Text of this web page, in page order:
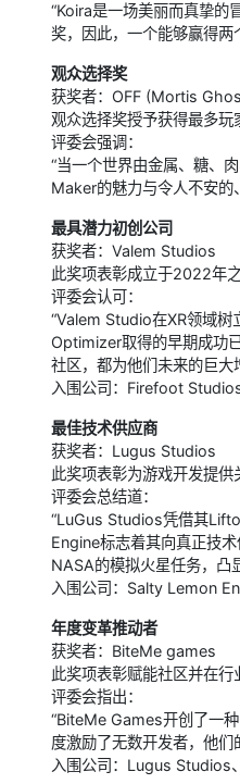
“Koira是一场美丽而真挚的
奖，因此，一个能够赢得两
观众选择奖
获奖者：OFF (Mortis
观众选择奖授予获得最多玩
评委会强调：
“当一个世界由金属、糖、
Maker的魅力与令人不安的
最具潜力初创公司
获奖者：Valem Studios
此奖项表彰成立于2022年
评委会认可：
“Valem Studio在XR领域
Optimizer取得的早期成功
社区，都为他们未来的巨大
入围公司：Firefoot
最佳技术供应商
获奖者：Lugus Studios
此奖项表彰为游戏开发提供
评委会总结道：
“LuGus Studios凭借其
Engine标志着其向真正技
NASA的模拟火星任务，凸
入围公司：Salty Lemon
年度变革推动者
获奖者：BiteMe games
此奖项表彰赋能社区并在行
评委会指出：
“BiteMe Games开创了一
度激励了无数开发者，他
入围公司：Lugus Studios